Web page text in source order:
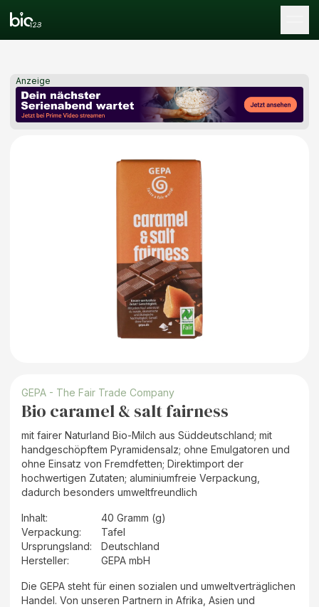
Anzeige
GEPA - The Fair Trade Company
Bio caramel & salt fairness
mit fairer Naturland Bio-Milch aus Süddeutschland; mit
handgeschöpftem Pyramidensalz; ohne Emulgatoren und
ohne Einsatz von Fremdfetten; Direktimport der
hochwertigen Zutaten; aluminiumfreie Verpackung,
dadurch besonders umweltfreundlich
Inhalt:
40 Gramm (g)
Verpackung:
Tafel
Ursprungsland:
Deutschland
Hersteller: GEPA mbH
Die GEPA steht für einen sozialen und umweltverträglichen
Handel. Von unseren Partnern in Afrika, Asien und